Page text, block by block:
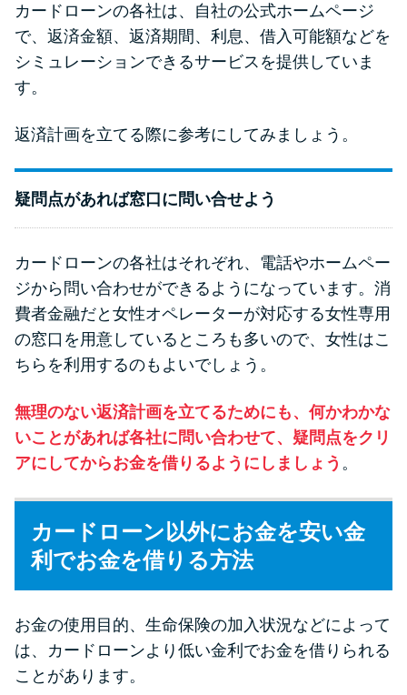
カードローンの各社は、自社の公式ホームページ
で、返済金額、返済期間、利息、借入可能額などを
シミュレーションできるサービスを提供していま
す。
返済計画を立てる際に参考にしてみましょう。
疑問点があれば窓口に問い合せよう
カードローンの各社はそれぞれ、電話やホームペー
ジから問い合わせができるようになっています。消
費者金融だと女性オペレーターが対応する女性専用
の窓口を用意しているところも多いので、女性はこ
ちらを利用するのもよいでしょう。
無理のない返済計画を立てるためにも、何かわかな
いことがあれば各社に問い合わせて、疑問点をクリ
アにしてからお金を借りるようにしましょう 。
カードローン以外にお金を安い金
利でお金を借りる方法
お金の使用目的、生命保険の加入状況などによって
は、カードローンより低い金利でお金を借りられる
ことがあります。